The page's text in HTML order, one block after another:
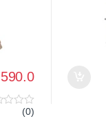
590.0
0(0)